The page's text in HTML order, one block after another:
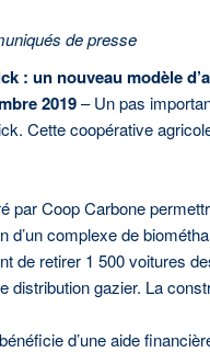
de presse
: un nouveau modèle
2019– Un pas
Cette coopérative
par Coop Carbone
d’un complexe de
de retirer 1 500 voitures
distribution gazier. La
d’une aide